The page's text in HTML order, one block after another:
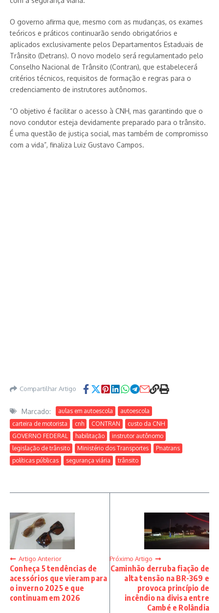
O governo afirma que, mesmo com as mudanças, os exames
teóricos e práticos continuarão sendo obrigatórios e
aplicados exclusivamente pelos Departamentos Estaduais de
Trânsito (Detrans). O novo modelo será regulamentado pelo
Conselho Nacional de Trânsito (Contran), que estabelecerá
critérios técnicos, requisitos de formação e regras para o
credenciamento de instrutores autônomos.
“O objetivo é facilitar o acesso à CNH, mas garantindo que o
novo condutor esteja devidamente preparado para o trânsito.
É uma questão de justiça social, mas também de compromisso
com a vida”, finaliza Luiz Gustavo Campos.
Compartilhar Artigo
Marcado: aulas em autoescola
autoescola
carteira de motorista
cnh CONTRAN
custo da CNH
GOVERNO FEDERAL
habilitação
instrutor autônomo
legislação de trânsito
Ministério dos Transportes
Pnatrans
políticas públicas
segurança viária trânsito
Artigo Anterior
Conheça 5 tendências de
acessórios que vieram para
o inverno 2025 e que
continuam em 2026
Próximo Artigo
Caminhão derruba fiação de
alta tensão na BR-369 e
provoca princípio de
incêndio na divisa entre
Cambé e Rolândia